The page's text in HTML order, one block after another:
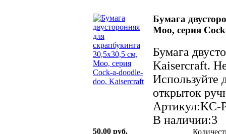
Бумага
Moo, серия
Бумага
Kaisercraft.
Используйте
открыток
Артикул:KC-
В наличии:3
50,00 руб.